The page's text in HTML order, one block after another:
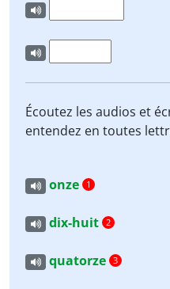
Écoutez les audios et
entendez en toutes
onze 1
dix-huit 2
quatorze 3